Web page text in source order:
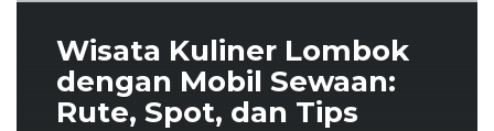
Wisata Kuliner Lombok
dengan Mobil Sewaan:
Rute, Spot, dan Tips